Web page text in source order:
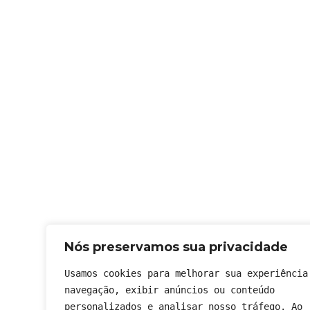
Nós preservamos sua privacidade
Usamos cookies para melhorar sua
navegação, exibir anúncios ou conteúdo
personalizados e analisar nosso tráfego. Ao